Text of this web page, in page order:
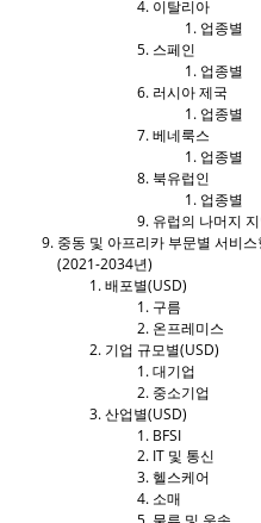
이탈리아
업종별
스페인
업종별
러시아 제국
업종별
베네룩스
업종별
북유럽인
업종별
유럽의 나머지
중동 및 아프리카 부문별 서비
(2021-2034년)
배포별(USD)
구름
온프레미스
기업 규모별(USD)
대기업
중소기업
산업별(USD)
BFSI
IT 및 통신
헬스케어
소매